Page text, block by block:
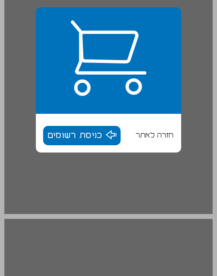
חזרה לאתר כניסת רשומים